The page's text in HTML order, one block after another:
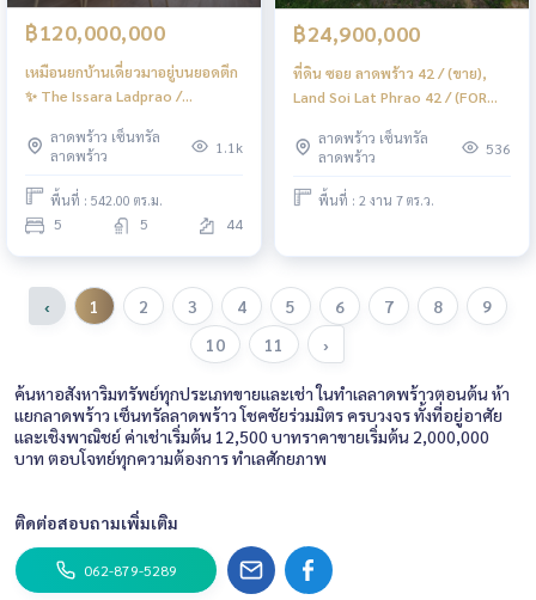
฿120,000,000
เหมือนยกบ้านเดี่ยวมาอยู่บนยอดตึก
✨ The Issara Ladprao /
SALE), ดิ อิสสระ ลาดพร้าว / 5 ห้อง
นอน (ขาย) T485
ลาดพร้าว เซ็นทรัล
ลาดพร้าว
1.1k
พื้นที่ : 542.00 ตร.ม.
5 5 44
฿24,900,000
ที่ดิน ซอย ลาดพร้าว 42 / (ขาย),
Land Soi Lat Phrao 42 / (FOR
ลาดพร้าว เซ็นทรัล
ลาดพร้าว
536
พื้นที่ : 2 งาน 7 ตร.ว.
‹ 1 2 3 4 5 6 7 8
9
10
11 ›
ค้นหาอสังหาริมทรัพย์ทุกประเภทขายและเช่า ในทำเลลาดพร้าวตอนต้น ห้า
แยกลาดพร้าว เซ็นทรัลลาดพร้าว โชคชัยร่วมมิตร ครบวงจร ทั้งที่อยู่อาศัย
และเชิงพาณิชย์ ค่าเช่าเริ่มต้น 12,500 บาทราคาขายเริ่มต้น 2,000,000
บาท ตอบโจทย์ทุกความต้องการ ทำเลศักยภาพ
ติดต่อสอบถามเพิ่มเติม
062-879-5289